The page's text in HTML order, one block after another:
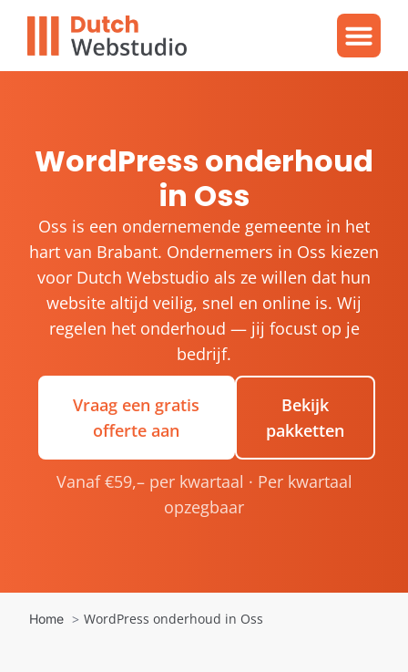
WordPress onderhoud
in Oss
Oss is een ondernemende gemeente in het
hart van Brabant. Ondernemers in Oss kiezen
voor Dutch Webstudio als ze willen dat hun
website altijd veilig, snel en online is. Wij
regelen het onderhoud — jij focust op je
bedrijf.
Vraag een gratis
offerte aan
Bekijk
pakketten
Vanaf €59,– per kwartaal · Per kwartaal
opzegbaar
Home WordPress onderhoud in Oss